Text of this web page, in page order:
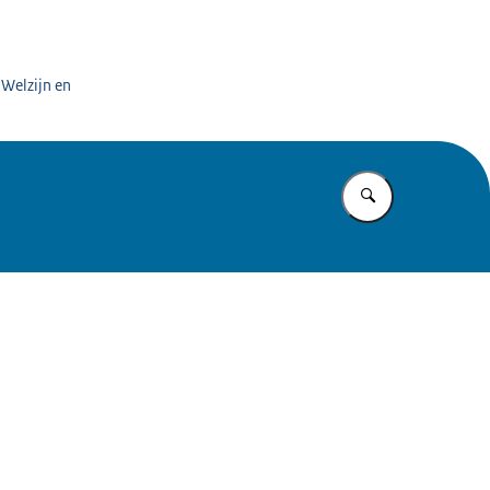
en
Vul in wat u